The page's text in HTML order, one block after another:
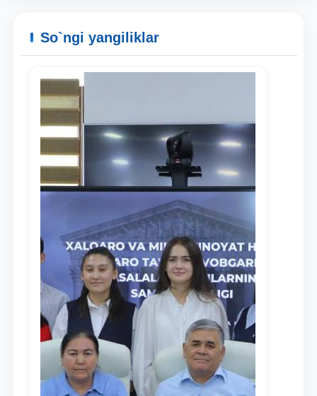
Ism va familiyangiz
Telefon raqamingiz
So`ngi yangiliklar